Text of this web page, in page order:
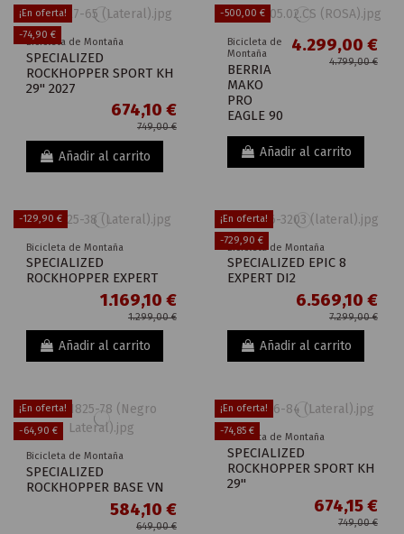
¡En oferta!
-74,90 €
Bicicleta de Montaña
SPECIALIZED
ROCKHOPPER SPORT KH
29" 2027
674,10 €
749,00 €
Añadir al carrito
-500,00 €
Bicicleta de
Montaña
BERRIA
MAKO
PRO
EAGLE 90
4.299,00 €
4.799,00 €
Añadir al carrito
-129,90 €
Bicicleta de Montaña
SPECIALIZED
ROCKHOPPER EXPERT
1.169,10 €
1.299,00 €
Añadir al carrito
¡En oferta!
-729,90 €
Bicicleta de Montaña
SPECIALIZED EPIC 8
EXPERT DI2
6.569,10 €
7.299,00 €
Añadir al carrito
¡En oferta!
-64,90 €
Bicicleta de Montaña
SPECIALIZED
ROCKHOPPER BASE VN
584,10 €
649,00 €
¡En oferta!
-74,85 €
Bicicleta de Montaña
SPECIALIZED
ROCKHOPPER SPORT KH
29"
674,15 €
749,00 €